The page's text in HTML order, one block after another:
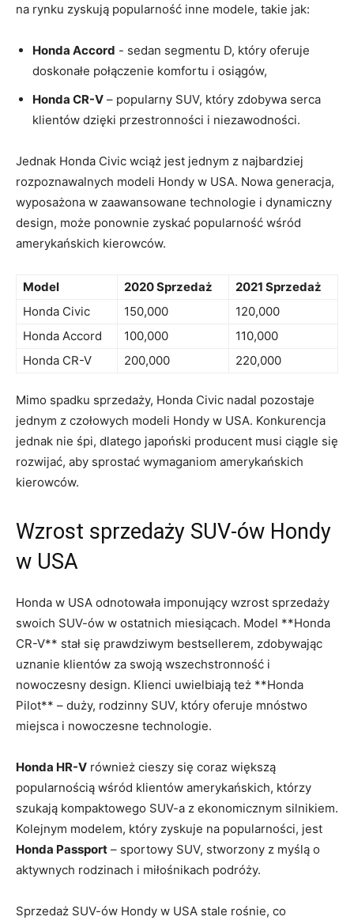
na rynku ⁤zyskują popularność inne ⁤modele, takie jak:
Honda Accord -⁢ sedan segmentu D, który oferuje
doskonałe połączenie komfortu i osiągów,
Honda ​CR-V – popularny SUV, który zdobywa serca
klientów dzięki⁢ przestronności i niezawodności.
Jednak Honda ⁤Civic wciąż jest jednym z najbardziej
rozpoznawalnych modeli Hondy w USA. Nowa generacja,
wyposażona​ w zaawansowane technologie i dynamiczny
design, może ponownie zyskać popularność wśród
amerykańskich ⁣kierowców.
Model 2020 Sprzedaż
2021 Sprzedaż
Honda Civic
150,000
120,000
Honda Accord
100,000
110,000
Honda CR-V
200,000 220,000
Mimo spadku sprzedaży, Honda Civic nadal pozostaje
jednym z czołowych modeli Hondy w‍ USA. Konkurencja
jednak nie ‍śpi, dlatego japoński producent musi⁣ ciągle się
rozwijać, aby sprostać wymaganiom ⁣amerykańskich
kierowców.
Wzrost ​sprzedaży ⁣SUV-ów Hondy
w USA
Honda w USA odnotowała imponujący wzrost⁣ sprzedaży
swoich SUV-ów w ostatnich miesiącach. Model **Honda
CR-V** stał się prawdziwym bestsellerem, zdobywając
uznanie klientów za swoją wszechstronność i
nowoczesny design. Klienci uwielbiają⁤ też ⁢**Honda
Pilot** – duży,⁢ rodzinny SUV, który​ oferuje mnóstwo
miejsca i nowoczesne technologie.
Honda HR-V również​ cieszy się coraz⁢ większą
popularnością wśród klientów amerykańskich, którzy
szukają kompaktowego SUV-a ​z ekonomicznym silnikiem.‍
Kolejnym modelem, który zyskuje na popularności, jest
Honda Passport – sportowy SUV, stworzony z myślą o
aktywnych rodzinach i miłośnikach podróży.
Sprzedaż SUV-ów Hondy w USA stale ⁢rośnie, co